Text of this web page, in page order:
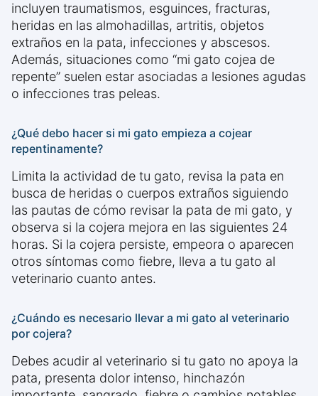
incluyen traumatismos, esguinces, fracturas,
heridas en las almohadillas, artritis, objetos
extraños en la pata, infecciones y abscesos.
Además, situaciones como “mi gato cojea de
repente” suelen estar asociadas a lesiones agudas
o infecciones tras peleas.
¿Qué debo hacer si mi gato empieza a cojear
repentinamente?
Limita la actividad de tu gato, revisa la pata en
busca de heridas o cuerpos extraños siguiendo
las pautas de cómo revisar la pata de mi gato, y
observa si la cojera mejora en las siguientes 24
horas. Si la cojera persiste, empeora o aparecen
otros síntomas como fiebre, lleva a tu gato al
veterinario cuanto antes.
¿Cuándo es necesario llevar a mi gato al veterinario
por cojera?
Debes acudir al veterinario si tu gato no apoya la
pata, presenta dolor intenso, hinchazón